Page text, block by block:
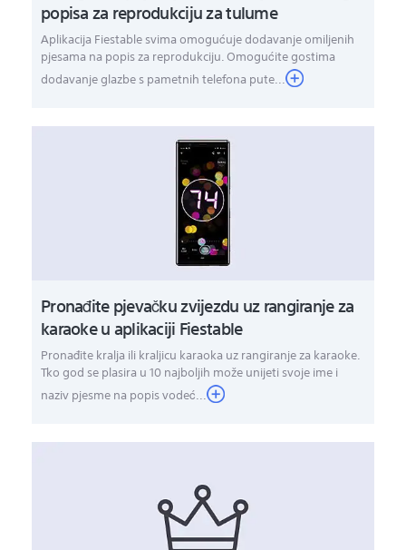
popisa za reprodukciju za tulume
Aplikacija Fiestable svima omogućuje dodavanje omiljenih
pjesama na popis za reprodukciju. Omogućite gostima
dodavanje glazbe s pametnih telefona pute...
Pronađite pjevačku zvijezdu uz rangiranje za
karaoke u aplikaciji Fiestable
Pronađite kralja ili kraljicu karaoka uz rangiranje za karaoke.
Tko god se plasira u 10 najboljih može unijeti svoje ime i
naziv pjesme na popis vodeć...